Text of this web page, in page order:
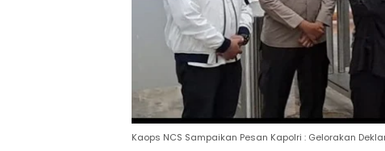
Kaops NCS Sampaikan Pesan Kapolri : Gelorakan